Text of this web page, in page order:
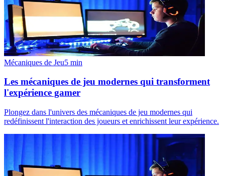
Mécaniques de Jeu5 min
Les mécaniques de jeu modernes qui transforment
l'expérience gamer
Plongez dans l'univers des mécaniques de jeu modernes qui
redéfinissent l'interaction des joueurs et enrichissent leur expérience.